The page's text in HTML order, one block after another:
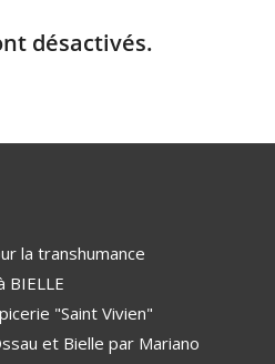
désactivés.
la transhumance
BIELLE
"Saint Vivien"
et Bielle par Mariano